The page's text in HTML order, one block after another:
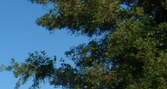
willkommen
und Hundebadestelle
Baumzelte, Ferienhäusern, Bungalows und Wohnwagen